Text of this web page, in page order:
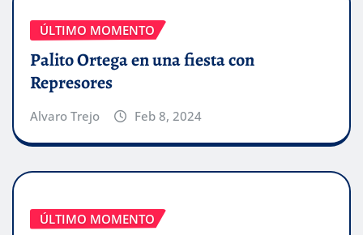
ÚLTIMO MOMENTO
Palito Ortega en una fiesta con
Represores
Alvaro Trejo Feb 8, 2024
ÚLTIMO MOMENTO